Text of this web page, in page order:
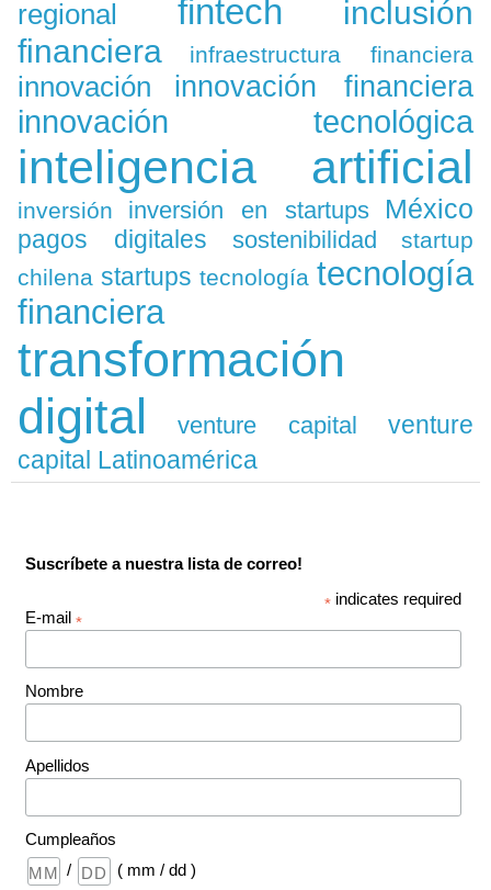
regional
fintech
inclusión
financiera
infraestructura financiera
innovación innovación financiera
innovación tecnológica
inteligencia artificial
inversión inversión en startups México
pagos digitales sostenibilidad
startup
chilena startups tecnología tecnología
financiera
transformación
digital
venture capital
venture
capital Latinoamérica
Suscríbete a nuestra lista de correo!
* indicates required
E-mail *
Nombre
Apellidos
Cumpleaños
/
( mm / dd )